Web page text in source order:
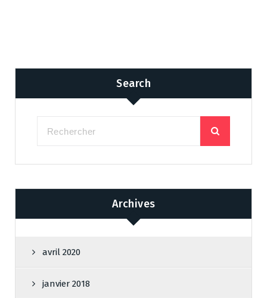
Search
Archives
avril 2020
janvier 2018